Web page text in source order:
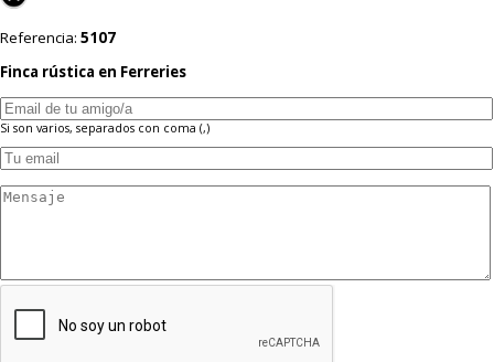
Referencia: 5107
Finca rústica en Ferreries
Si son varios, separados con coma (,)